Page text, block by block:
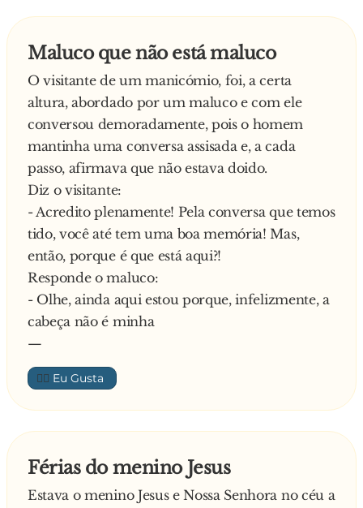
Maluco que não está maluco
O visitante de um manicómio, foi, a certa
altura, abordado por um maluco e com ele
conversou demoradamente, pois o homem
mantinha uma conversa assisada e, a cada
passo, afirmava que não estava doido.
Diz o visitante:
- Acredito plenamente! Pela conversa que temos
tido, você até tem uma boa memória! Mas,
então, porque é que está aqui?!
Responde o maluco:
- Olhe, ainda aqui estou porque, infelizmente, a
cabeça não é minha
—
👍🏼
Férias do menino Jesus
Estava o menino Jesus e Nossa Senhora no céu a